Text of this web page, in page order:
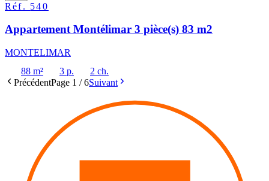
Réf. 540
Appartement Montélimar 3 pièce(s) 83 m2
MONTELIMAR
88 m²
3 p.
2 ch.
PrécédentPage 1 /6Suivant